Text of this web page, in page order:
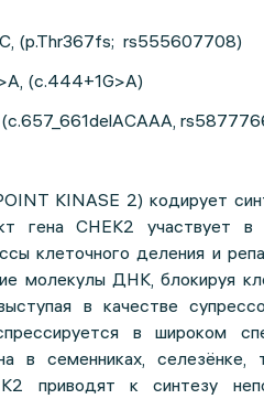
(p.Thr367fs; rs555607708)
(c.444+1G>A)
KINASE 2) кодирует
гена CHEK2 участвует в
клеточного деления и
молекулы ДНК, блокируя
в качестве
в широком
в семенниках,
приводят к синтезу